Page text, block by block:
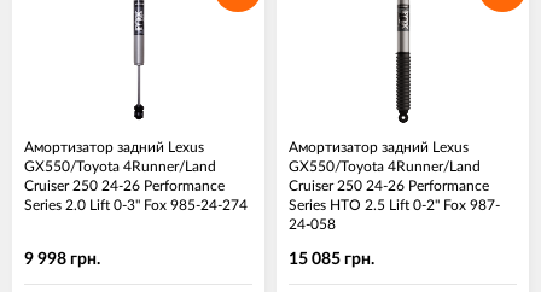
Амортизатор задний Lexus
GX550/Toyota 4Runner/Land
Cruiser 250 24-26 Performance
Series 2.0 Lift 0-3" Fox 985-24-274
9 998 грн.
Амортизатор задний Lexus
GX550/Toyota 4Runner/Land
Cruiser 250 24-26 Performance
Series HTO 2.5 Lift 0-2" Fox 987-
24-058
15 085 грн.